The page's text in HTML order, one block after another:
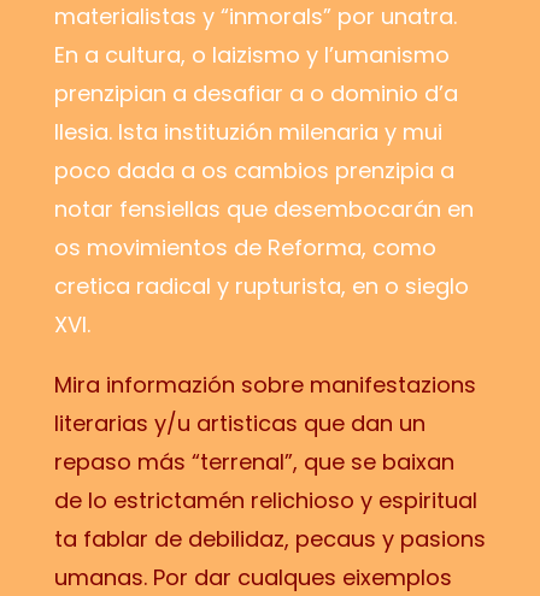
materialistas y “inmorals” por unatra.
En a cultura, o laizismo y l’umanismo
prenzipian a desafiar a o dominio d’a
Ilesia. Ista instituzión milenaria y mui
poco dada a os cambios prenzipia a
notar fensiellas que desembocarán en
os movimientos de Reforma, como
cretica radical y rupturista, en o sieglo
XVI.
Mira informazión sobre manifestazions
literarias y/u artisticas que dan un
repaso más “terrenal”, que se baixan
de lo estrictamén relichioso y espiritual
ta fablar de debilidaz, pecaus y pasions
umanas. Por dar cualques eixemplos